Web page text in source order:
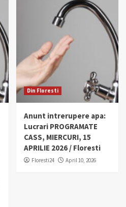
Din Floresti
Anunt intrerupere apa:
Lucrari PROGRAMATE
CASS, MIERCURI, 15
APRILIE 2026 / Floresti
Floresti24 April 10, 2026